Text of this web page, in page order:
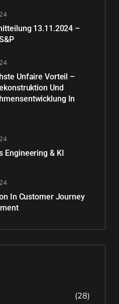
13.11.2024 –
Unfaire Vorteil –
Und
In
Engineering & KI
In Customer Journey
(28)